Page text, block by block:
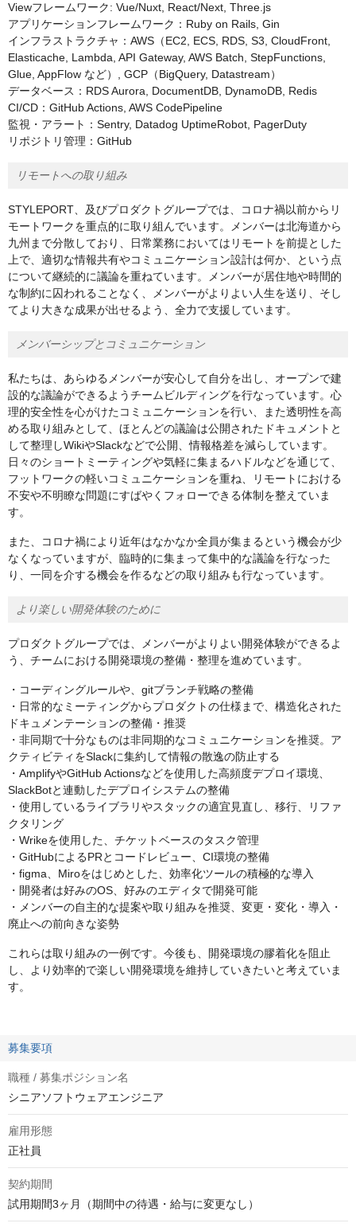
Viewフレームワーク: Vue/Nuxt, React/Next, Three.js
アプリケーションフレームワーク：Ruby on Rails, Gin
インフラストラクチャ：AWS（EC2, ECS, RDS, S3, CloudFront,
Elasticache, Lambda, API Gateway, AWS Batch, StepFunctions,
Glue, AppFlow など）, GCP（BigQuery, Datastream）
データベース：RDS Aurora, DocumentDB, DynamoDB, Redis
CI/CD：GitHub Actions, AWS CodePipeline
監視・アラート：Sentry, Datadog UptimeRobot, PagerDuty
リポジトリ管理：GitHub
リモートへの取り組み
STYLEPORT、及びプロダクトグループでは、コロナ禍以前からリ
モートワークを重点的に取り組んでいます。メンバーは北海道から
九州まで分散しており、日常業務においてはリモートを前提とした
上で、適切な情報共有やコミュニケーション設計は何か、という点
について継続的に議論を重ねています。メンバーが居住地や時間的
な制約に囚われることなく、メンバーがよりよい人生を送り、そし
てより大きな成果が出せるよう、全力で支援しています。
メンバーシップとコミュニケーション
私たちは、あらゆるメンバーが安心して自分を出し、オープンで建
設的な議論ができるようチームビルディングを行なっています。心
理的安全性を心がけたコミュニケーションを行い、また透明性を高
める取り組みとして、ほとんどの議論は公開されたドキュメントと
して整理しWikiやSlackなどで公開、情報格差を減らしています。
日々のショートミーティングや気軽に集まるハドルなどを通じて、
フットワークの軽いコミュニケーションを重ね、リモートにおける
不安や不明瞭な問題にすばやくフォローできる体制を整えていま
す。
また、コロナ禍により近年はなかなか全員が集まるという機会が少
なくなっていますが、臨時的に集まって集中的な議論を行なった
り、一同を介する機会を作るなどの取り組みも行なっています。
より楽しい開発体験のために
プロダクトグループでは、メンバーがよりよい開発体験ができるよ
う、チームにおける開発環境の整備・整理を進めています。
・コーディングルールや、gitブランチ戦略の整備
・日常的なミーティングからプロダクトの仕様まで、構造化された
ドキュメンテーションの整備・推奨
・非同期で十分なものは非同期的なコミュニケーションを推奨。ア
クティビティをSlackに集約して情報の散逸の防止する
・AmplifyやGitHub Actionsなどを使用した高頻度デプロイ環境、
SlackBotと連動したデプロイシステムの整備
・使用しているライブラリやスタックの適宜見直し、移行、リファ
クタリング
・Wrikeを使用した、チケットベースのタスク管理
・GitHubによるPRとコードレビュー、CI環境の整備
・figma、Miroをはじめとした、効率化ツールの積極的な導入
・開発者は好みのOS、好みのエディタで開発可能
・メンバーの自主的な提案や取り組みを推奨、変更・変化・導入・
廃止への前向きな姿勢
これらは取り組みの一例です。今後も、開発環境の膠着化を阻止
し、より効率的で楽しい開発環境を維持していきたいと考えていま
す。
募集要項
職種 / 募集ポジション名
シニアソフトウェアエンジニア
雇用形態
正社員
契約期間
試用期間3ヶ月（期間中の待遇・給与に変更なし）